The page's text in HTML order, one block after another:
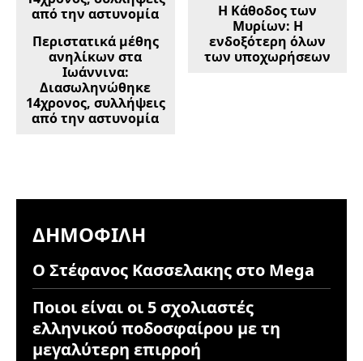
Περιστατικά μέθης
ανηλίκων στα
Ιωάννινα:
Διασωληνώθηκε
14χρονος, συλλήψεις
από την αστυνομία
Η Κάθοδος των
Μυρίων: Η
ενδοξότερη όλων
των υποχωρήσεων
ΔΗΜΟΦΙΛΉ
Ο Στέφανος Κασσελακης στο Mega
Ποιοι είναι οι 5 σχολιαστές
ελληνικού ποδοσφαίρου με τη
μεγαλύτερη επιρροή